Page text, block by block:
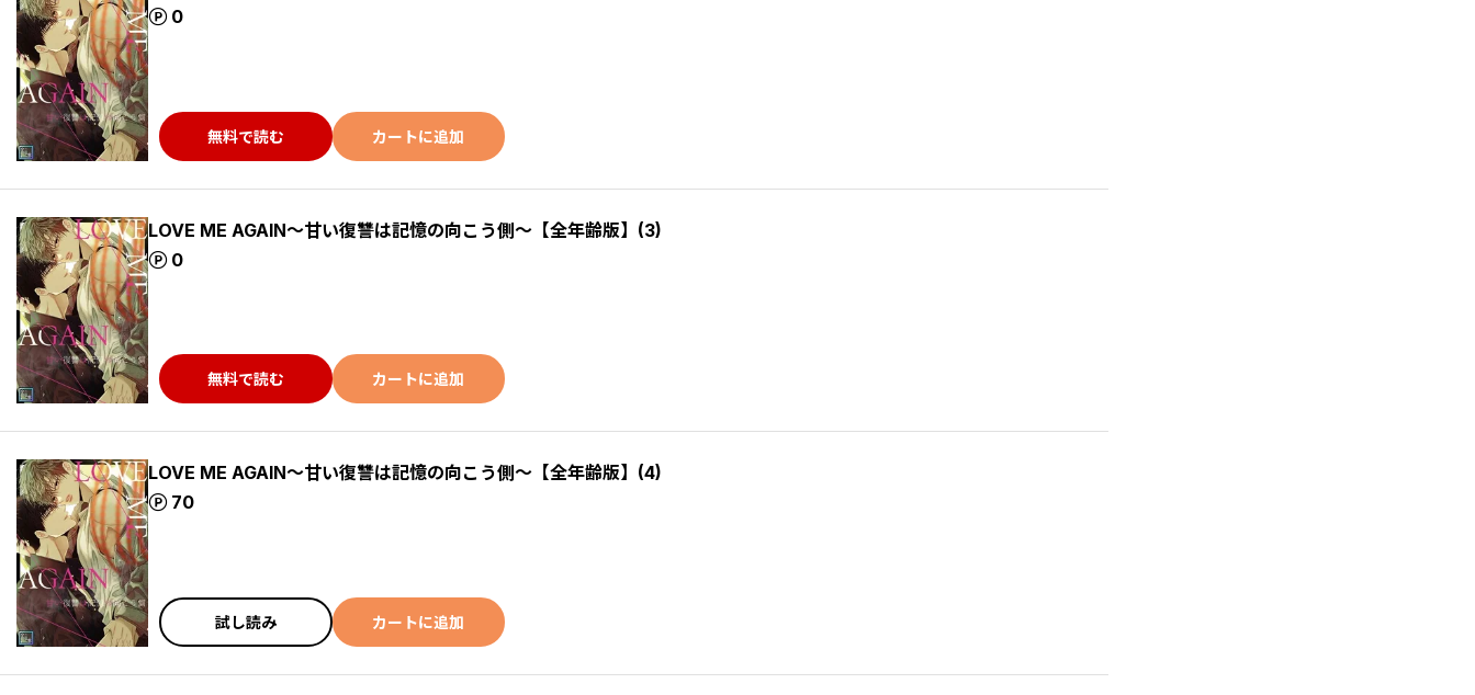
0
ポイント
無料で読む カートに追加
LOVE ME AGAIN～甘い復讐は記憶の向こう側～【全年齢版】(3)
0
ポイント
無料で読む カートに追加
LOVE ME AGAIN～甘い復讐は記憶の向こう側～【全年齢版】(4)
70
ポイント
試し読み カートに追加